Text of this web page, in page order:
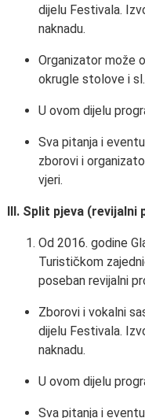
dijelu Festivala.
naknadu.
Organizator može
okrugle stolove i sl.
U ovom dijelu
Sva pitanja i
zborovi i
vjeri.
III. Split pjeva (revijalni
Od 2016. godine
Turističkom
poseban revijalni
Zborovi i vokalni
dijelu Festivala.
naknadu.
U ovom dijelu
Sva pitanja i